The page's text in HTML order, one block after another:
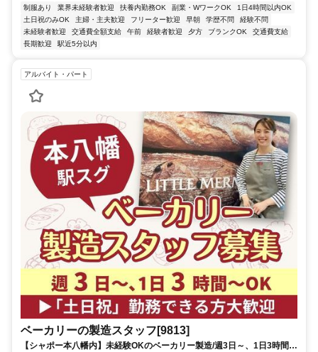
制服あり 業界未経験者歓迎 扶養内勤務OK 副業・WワークOK
1日4時間以内OK
土日祝のみOK
主婦・主夫歓迎 フリーター歓迎 早朝 学歴不問
経験不問
未経験者歓迎
交通費全額支給 午前 経験者歓迎 夕方 ブランクOK
交通費支給
長期歓迎
駅近5分以内
アルバイト・パート
ベーカリーの製造スタッフ[9813]
【シャポー本八幡内】未経験OKのベーカリー製造/週3日～、1日3時間～